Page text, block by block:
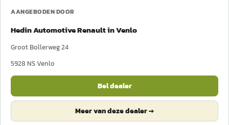
AANGEBODEN DOOR
Hedin Automotive Renault in Venlo
Groot Bollerweg 24
5928 NSVenlo
Bel dealer
Meer van deze dealer →